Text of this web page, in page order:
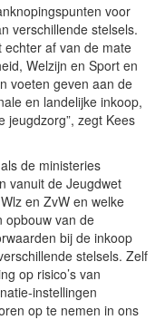
voor
verschillende stelsels.
echter af van de mate
Welzijn en Sport en
voeten geven aan de
en landelijke inkoop,
jeugdzorg”, zegt Kees
de ministeries
vanuit de Jeugdwet
en ZvW en welke
opbouw van de
bij de inkoop
stelsels. Zelf
op risico’s van
instellingen
op te nemen in ons